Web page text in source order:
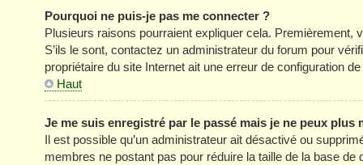
Pourquoi ne puis-je pas me connecter ?
Plusieurs raisons pourraient expliquer cela. Premièrement,
S’ils le sont, contactez un administrateur du forum pour
propriétaire du site Internet ait une erreur de configuration
Haut
Je me suis enregistré par le passé mais je ne peux plus
Il est possible qu’un administrateur ait désactivé ou
membres ne postant pas pour réduire la taille de la base